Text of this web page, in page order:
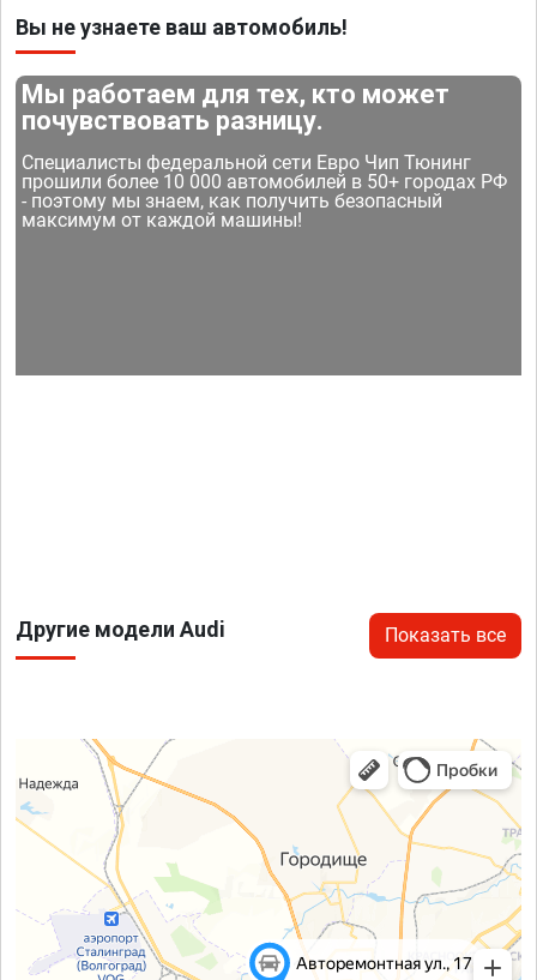
Вы не узнаете ваш автомобиль!
Мы работаем для тех, кто может
почувствовать разницу.
Специалисты федеральной сети Евро Чип Тюнинг
прошили более 10 000 автомобилей в 50+ городах РФ
- поэтому мы знаем, как получить безопасный
максимум от каждой машины!
Другие модели Audi Показать все